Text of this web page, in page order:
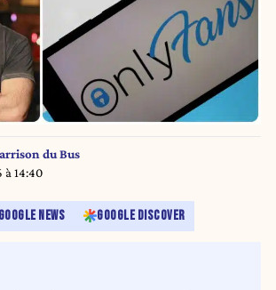
du Bus
à 14:40
NEWS GOOGLE DISCOVER